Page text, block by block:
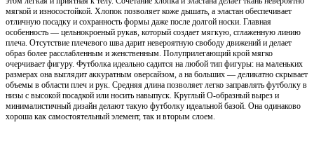
мягкой и износостойкой. Хлопок позволяет коже дышать, а эластан обеспечивает
отличную посадку и сохранность формы даже после долгой носки. Главная
особенность — цельнокроеный рукав, который создает мягкую, сглаженную линию
плеча. Отсутствие плечевого шва дарит невероятную свободу движений и делает
образ более расслабленным и женственным. Полуприлегающий крой мягко
очерчивает фигуру. Футболка идеально садится на любой тип фигуры: на маленьких
размерах она выглядит аккуратным оверсайзом, а на больших — деликатно скрывает
объемы в области плеч и рук. Средняя длина позволяет легко заправлять футболку в
низы с высокой посадкой или носить навыпуск. Круглый O-образный вырез и
минималистичный дизайн делают такую футболку идеальной базой. Она одинаково
хороша как самостоятельный элемент, так и вторым слоем.